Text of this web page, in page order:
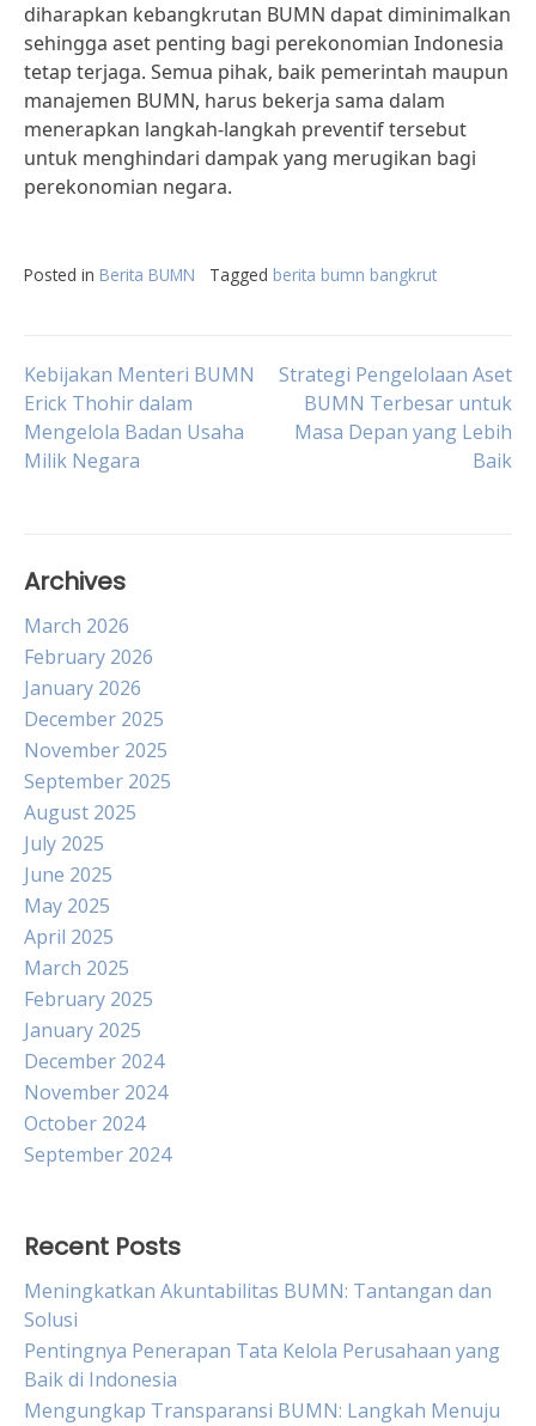
diharapkan kebangkrutan BUMN dapat diminimalkan
sehingga aset penting bagi perekonomian Indonesia
tetap terjaga. Semua pihak, baik pemerintah maupun
manajemen BUMN, harus bekerja sama dalam
menerapkan langkah-langkah preventif tersebut
untuk menghindari dampak yang merugikan bagi
perekonomian negara.
Posted in Berita BUMN Tagged berita bumn bangkrut
Post
navigation
Kebijakan Menteri BUMN
Erick Thohir dalam
Mengelola Badan Usaha
Milik Negara
Strategi Pengelolaan Aset
BUMN Terbesar untuk
Masa Depan yang Lebih
Baik
Archives
March 2026
February 2026
January 2026
December 2025
November 2025
September 2025
August 2025
July 2025
June 2025
May 2025
April 2025
March 2025
February 2025
January 2025
December 2024
November 2024
October 2024
September 2024
Recent Posts
Meningkatkan Akuntabilitas BUMN: Tantangan dan
Solusi
Pentingnya Penerapan Tata Kelola Perusahaan yang
Baik di Indonesia
Mengungkap Transparansi BUMN: Langkah Menuju